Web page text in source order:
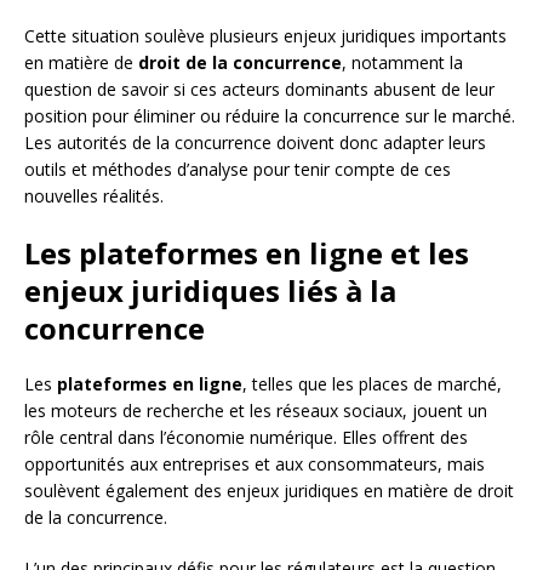
Cette situation soulève plusieurs enjeux juridiques importants
en matière de droit de la concurrence, notamment la
question de savoir si ces acteurs dominants abusent de leur
position pour éliminer ou réduire la concurrence sur le marché.
Les autorités de la concurrence doivent donc adapter leurs
outils et méthodes d’analyse pour tenir compte de ces
nouvelles réalités.
Les plateformes en ligne et les
enjeux juridiques liés à la
concurrence
Les plateformes en ligne, telles que les places de marché,
les moteurs de recherche et les réseaux sociaux, jouent un
rôle central dans l’économie numérique. Elles offrent des
opportunités aux entreprises et aux consommateurs, mais
soulèvent également des enjeux juridiques en matière de droit
de la concurrence.